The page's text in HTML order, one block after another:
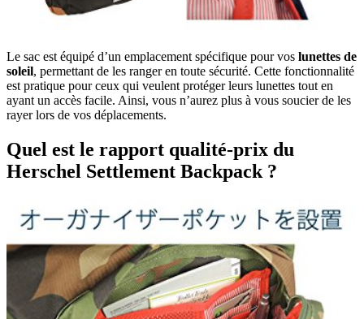
Le sac est équipé d’un emplacement spécifique pour vos lunettes de
soleil, permettant de les ranger en toute sécurité. Cette fonctionnalité
est pratique pour ceux qui veulent protéger leurs lunettes tout en
ayant un accès facile. Ainsi, vous n’aurez plus à vous soucier de les
rayer lors de vos déplacements.
Quel est le rapport qualité-prix du
Herschel Settlement Backpack ?